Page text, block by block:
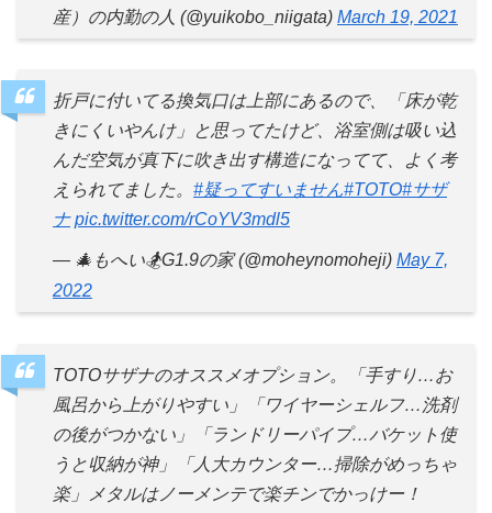
産）の内勤の人 (@yuikobo_niigata) March 19, 2021
折戸に付いてる換気口は上部にあるので、「床が乾
きにくいやんけ」と思ってたけど、浴室側は吸い込
んだ空気が真下に吹き出す構造になってて、よく考
えられてました。 #疑ってすいません#TOTO#サザ
ナ pic.twitter.com/rCoYV3mdl5
— 🎄もへい🏂G1.9の家 (@moheynomoheji) May 7,
2022
TOTOサザナのオススメオプション。「手すり…お
風呂から上がりやすい」「ワイヤーシェルフ…洗剤
の後がつかない」「ランドリーパイプ…バケット使
うと収納が神」「人大カウンター…掃除がめっちゃ
楽」メタルはノーメンテで楽チンでかっけー！